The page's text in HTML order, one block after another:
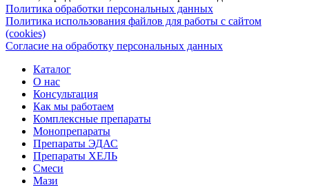
Политика обработки персональных данных
Политика использования файлов для работы с сайтом
(cookies)
Согласие на обработку персональных данных
Каталог
О нас
Консультация
Как мы работаем
Комплексные препараты
Монопрепараты
Препараты ЭДАС
Препараты ХЕЛЬ
Смеси
Мази